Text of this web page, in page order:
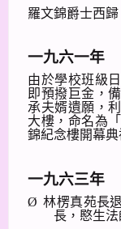
羅文錦爵士西歸
一九六一年
由於學校班級
即預撥巨金，
承夫婿遺願，
大樓，命名為
錦紀念樓開幕典
一九六三年
Ø 林楞真苑長
長，愍生